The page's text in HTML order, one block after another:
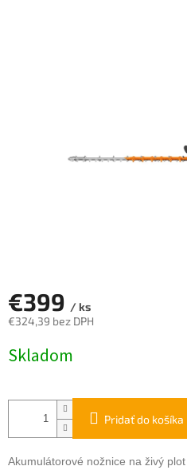
€399 / ks
€324,39 bez DPH
cena:
Skladom
Pridať do košíka
Akumulátorové nožnice na živý